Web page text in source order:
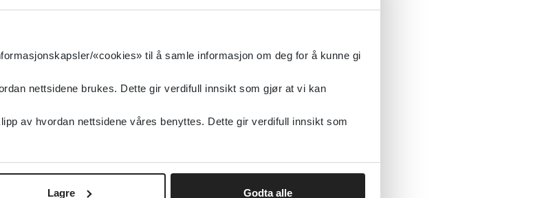
«cookies» til å samle informasjon om deg for å kunne gi
nettsidene brukes. Dette gir verdifull innsikt som gjør at vi kan
av hvordan nettsidene våres benyttes. Dette gir verdifull innsikt som
Lagre Godta alle
som påvirker deltakelse i fysisk aktivitet for personer med